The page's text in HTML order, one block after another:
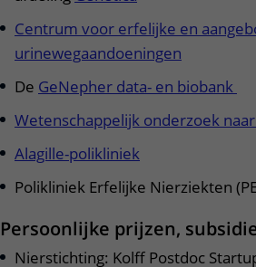
Centrum voor erfelijke en
urinewegaandoeningen
De GeNepher data- en biobank
Wetenschappelijk onderzoek
Alagille-polikliniek
Polikliniek Erfelijke Nierziekten
Persoonlijke prijzen,
Nierstichting: Kolff Postdoc